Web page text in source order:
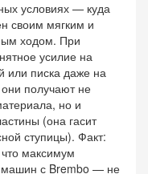
условиях — куда
своим мягким и
ходом. При
усилие на
или писка даже на
получают не
но и
(она гасит
ступицы). Факт:
максимум
машин с Brembo — не